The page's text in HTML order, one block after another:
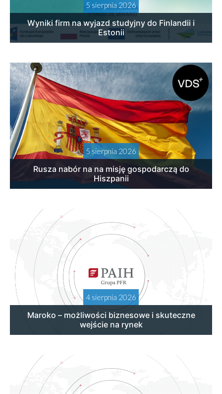
5 sierpnia 2026
Wyniki firm na wyjazd studyjny do Finlandii i
Estonii
5 sierpnia 2026
Rusza nabór na na misję gospodarczą do
Hiszpanii
4 sierpnia 2026
Maroko – możliwości biznesowe i skuteczne
wejście na rynek